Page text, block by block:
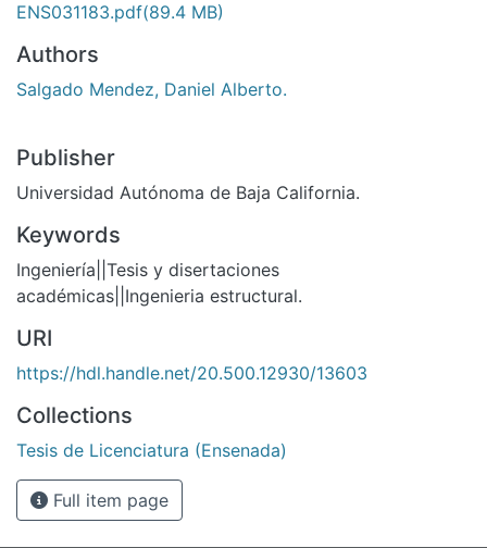
ENS031183.pdf(89.4 MB)
Authors
Salgado Mendez, Daniel Alberto.
Publisher
Universidad Autónoma de Baja California.
Keywords
Ingeniería||Tesis y disertaciones
académicas||Ingenieria estructural.
URI
https://hdl.handle.net/20.500.12930/13603
Collections
Tesis de Licenciatura (Ensenada)
Full item page